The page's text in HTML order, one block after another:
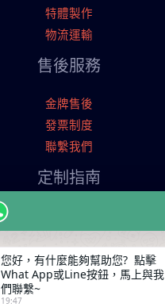
特體製作
物流運輸
售後服務
金牌售後
發票制度
聯繫我們
定制指南
交易條款
聯繫我們
您好，有什麼能夠幫助您? 點擊
What App或Line按鈕，馬上與我
們聯繫~
19:47